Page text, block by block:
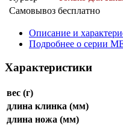
Самовывоз бесплатно
Описание и
Подробнее о серии
Характеристики
вес (г)
длина клинка (мм)
длина ножа (мм)